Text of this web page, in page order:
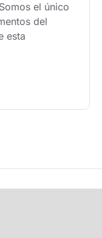
el único
del
esta